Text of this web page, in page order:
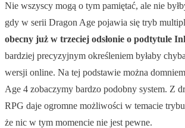
Nie wszyscy mogą o tym pamiętać, ale nie
gdy w serii Dragon Age pojawia się tryb
obecny już w trzeciej odsłonie o podtytule
bardziej precyzyjnym określeniem byłaby
wersji online. Na tej podstawie można
Age 4 zobaczymy bardzo podobny system. Z
RPG daje ogromne możliwości w temacie
że nic w tym momencie nie jest pewne.